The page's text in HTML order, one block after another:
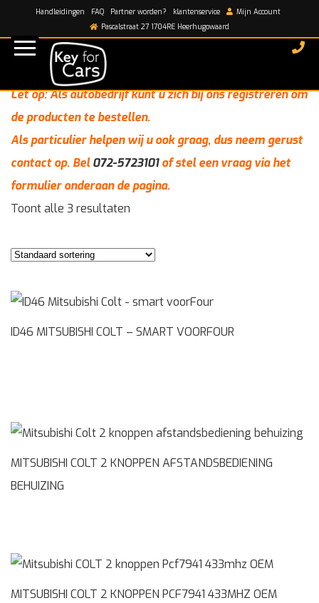
Handleidingen FAQ Partner worden? klantenservice
Mijn Account
Pascalstraat 27 1704RE Heerhugowaard
Home/Colt
Let op: Als autobedrijf kunt u zich bij ons registreren om
de producten te bestellen.
Als particulier helpen wij u ook graag, dus neem gerust
contact op. Bel072-5723101of stel een vraag via het
formulier onderaan de pagina.
Toont alle 3 resultaten
ID46 MITSUBISHI COLT – SMART VOORFOUR
MITSUBISHI COLT 2 KNOPPEN AFSTANDSBEDIENING
BEHUIZING
MITSUBISHI COLT 2 KNOPPEN PCF7941 433MHZ OEM